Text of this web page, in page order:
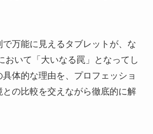
万能に見えるタブレットが、な
おいて「大いなる罠」となってし
具体的な理由を、プロフェッショ
の比較を交えながら徹底的に解